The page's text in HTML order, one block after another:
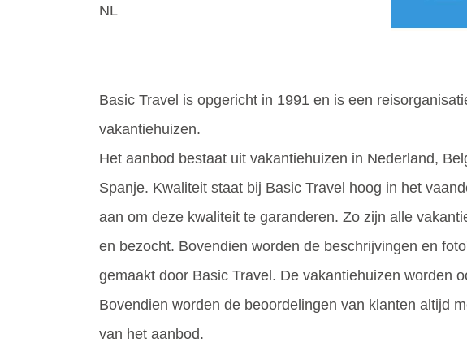
NL
Basic Travel is opgericht in 1991 en is een
vakantiehuizen.
Het aanbod bestaat uit vakantiehuizen in Nederland,
Spanje. Kwaliteit staat bij Basic Travel hoog in het
aan om deze kwaliteit te garanderen. Zo zijn alle
en bezocht. Bovendien worden de beschrijvingen en
gemaakt door Basic Travel. De vakantiehuizen worden
Bovendien worden de beoordelingen van klanten altijd
van het aanbod.